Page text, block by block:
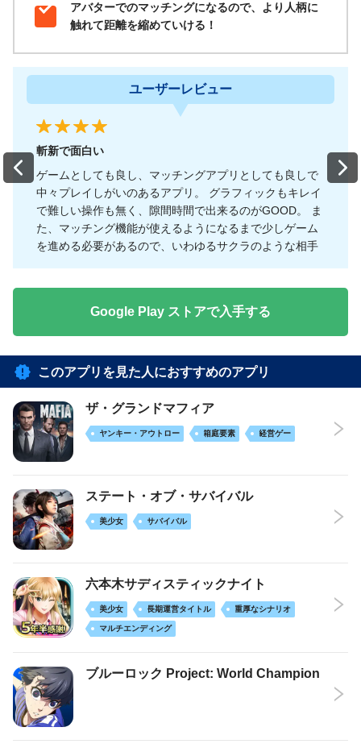
作り上げるため、お互いにミッションをクリアしたりどういうデ
ザインがいいかなど、自然と会話も弾んで1人で遊ぶときよりもよ
り本作を楽しめます。
ベースがゲームなのでマッチングしやすく、見た目ではなくお互
いの人柄を少しずつ知りながら距離を縮めていけるのは本作の魅
力です！
でゲームを楽しみながら、のんびり恋活を楽しんでみてはいかが
でしょうか？
アバターでのマッチングになるので、より人柄に
触れて距離を縮めていける！
ッチングアプリとしても良しで
アプリ。 グラフィックもキレイ
間時間で出来るのがGOOD。 ま
えるようになるまで少しゲーム
、いわゆるサクラのような相手
自分だけでも、作物を育て
張していくだけでも面白く
して協力して庭を大きくし
りしてだんだん相手のこと
白い。
Previous Next
Google Play ストアで入手する
このアプリを見た人におすすめのアプリ
ザ・グランドマフィア
ヤンキー・アウトロー 箱庭要素 経営ゲー
ステート・オブ・サバイバル
美少女 サバイバル
六本木サディスティックナイト
美少女 長期運営タイトル 重厚なシナリオ
マルチエンディング
ブルーロック Project: World Champion